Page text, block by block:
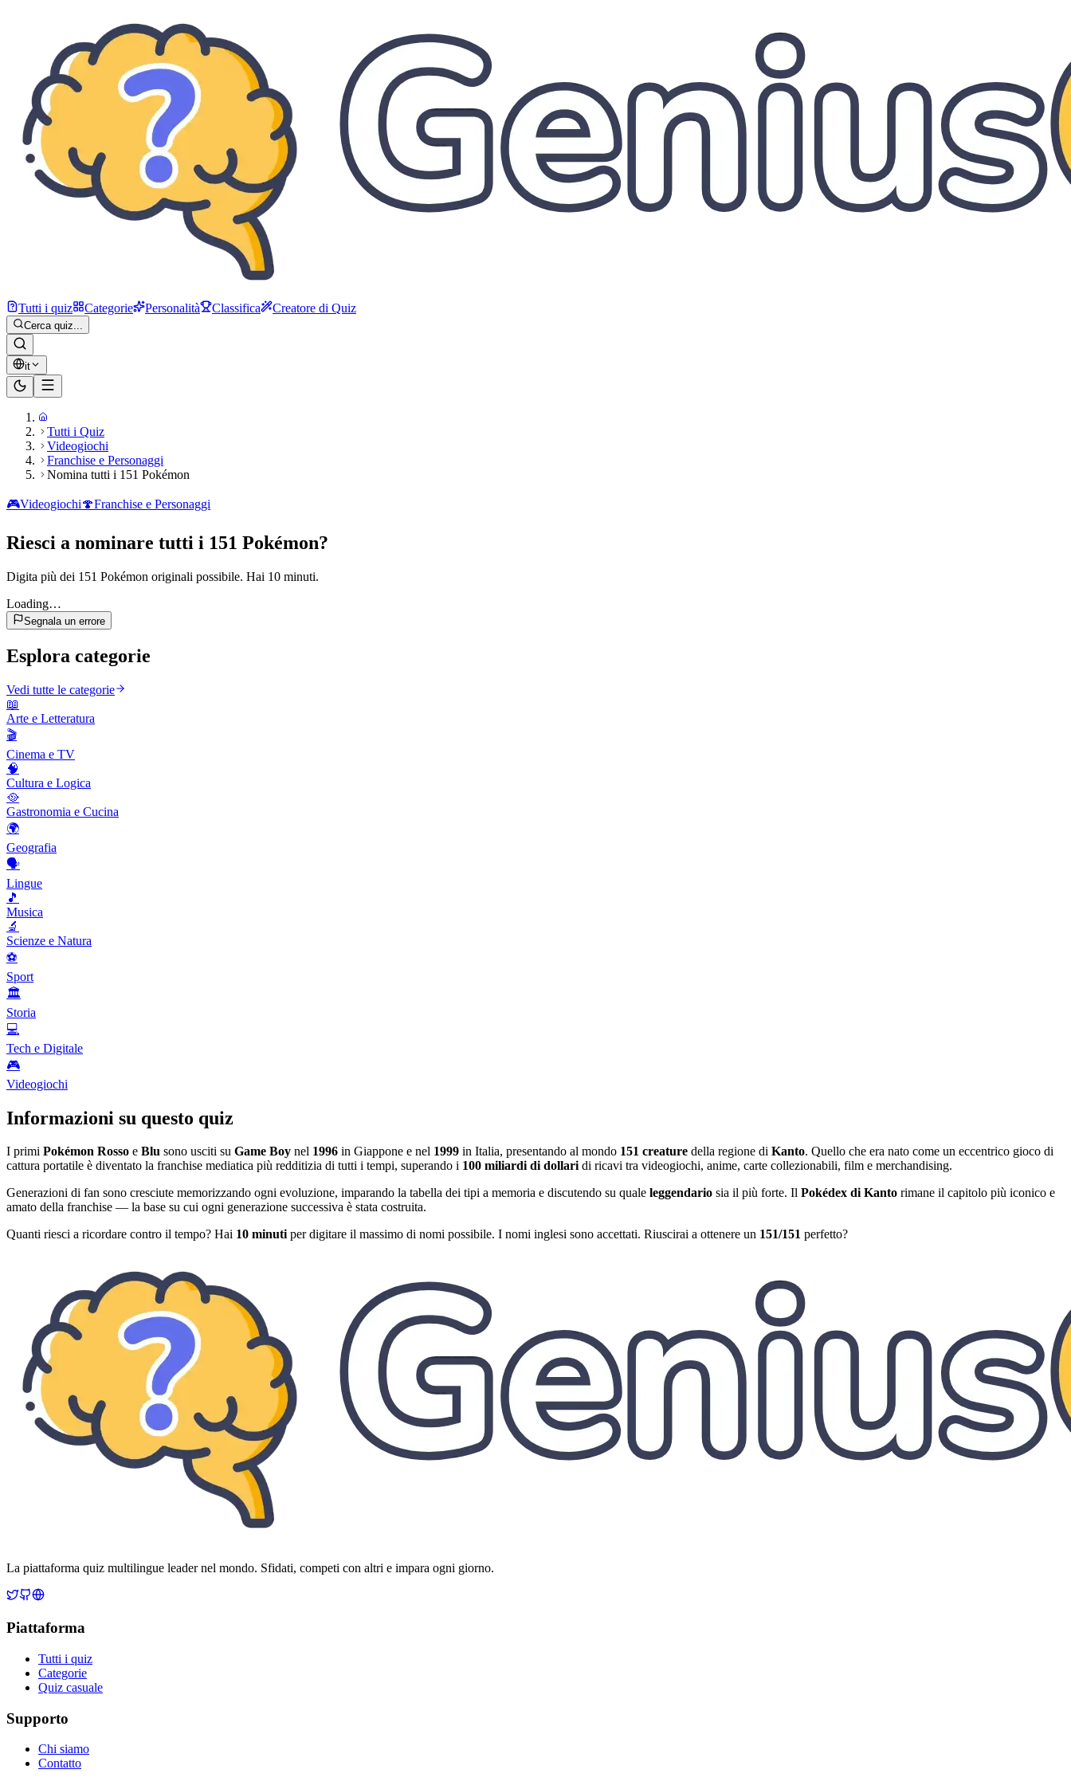
Tutti i quiz Categorie Personalità Classifica Creatore di Quiz
Cerca quiz...
it
Tutti i Quiz
Videogiochi
Franchise e Personaggi
Nomina tutti i 151 Pokémon
🎮Videogiochi🍄Franchise e Personaggi
Riesci a nominare tutti i 151 Pokémon?
Digita più dei 151 Pokémon originali possibile. Hai 10 minuti.
Loading…
Segnala un errore
Esplora categorie
Vedi tutte le categorie
📖
Arte e Letteratura
🎬
Cinema e TV
🧠
Cultura e Logica
🥘
Gastronomia e Cucina
🌍
Geografia
🗣️
Lingue
🎵
Musica
🔬
Scienze e Natura
⚽
Sport
🏛️
Storia
💻
Tech e Digitale
🎮
Videogiochi
Informazioni su questo quiz
I primi Pokémon Rosso e Blu sono usciti su Game Boy nel 1996 in Giappone e nel 1999 in Italia, presentando al mondo 151 creature della regione di Kanto. Quello che era nato come un eccentrico gioco di
cattura portatile è diventato la franchise mediatica più redditizia di tutti i tempi, superando i 100 miliardi di dollaridi ricavi tra videogiochi, anime, carte collezionabili, film e merchandising.
Generazioni di fan sono cresciute memorizzando ogni evoluzione, imparando la tabella dei tipi a memoria e discutendo su quale leggendario sia il più forte. Il Pokédex di Kanto rimane il capitolo più iconico e
amato della franchise — la base su cui ogni generazione successiva è stata costruita.
Quanti riesci a ricordare contro il tempo? Hai 10 minutiper digitare il massimo di nomi possibile. I nomi inglesi sono accettati. Riuscirai a ottenere un 151/151 perfetto?
La piattaforma quiz multilingue leader nel mondo. Sfidati, competi con altri e impara ogni giorno.
Piattaforma
Tutti i quiz
Categorie
Quiz casuale
Supporto
Chi siamo
Contatto